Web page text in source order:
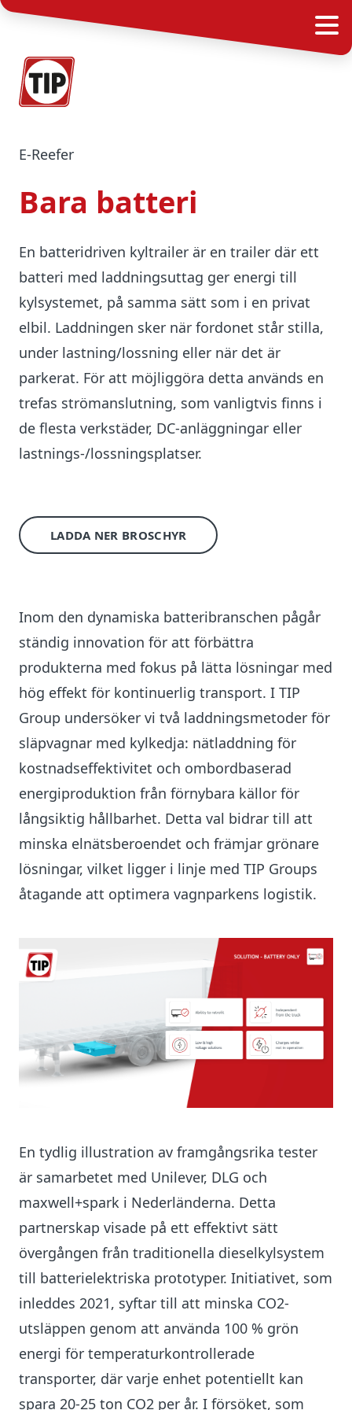
e-Reefer
Bara batteri
En batteridriven kyltrailer är en trailer där ett
batteri med laddningsuttag ger energi till
kylsystemet, på samma sätt som i en privat
elbil. Laddningen sker när fordonet står stilla,
under lastning/lossning eller när det är
parkerat. För att möjliggöra detta används en
trefas strömanslutning, som vanligtvis finns i
de flesta verkstäder, DC-anläggningar eller
lastnings-/lossningsplatser.
LADDA NER BROSCHYR
Inom den dynamiska batteribranschen pågår
ständig innovation för att förbättra
produkterna med fokus på lätta lösningar med
hög effekt för kontinuerlig transport. I TIP
Group undersöker vi två laddningsmetoder för
släpvagnar med kylkedja: nätladdning för
kostnadseffektivitet och ombordbaserad
energiproduktion från förnybara källor för
långsiktig hållbarhet. Detta val bidrar till att
minska elnätsberoendet och främjar grönare
lösningar, vilket ligger i linje med TIP Groups
åtagande att optimera vagnparkens logistik.
En tydlig illustration av framgångsrika tester
är samarbetet med Unilever, DLG och
maxwell+spark i Nederländerna. Detta
partnerskap visade på ett effektivt sätt
övergången från traditionella dieselkylsystem
till batterielektriska prototyper. Initiativet, som
inleddes 2021, syftar till att minska CO2-
utsläppen genom att använda 100 % grön
energi för temperaturkontrollerade
transporter, där varje enhet potentiellt kan
spara 20-25 ton CO2 per år. I försöket, som